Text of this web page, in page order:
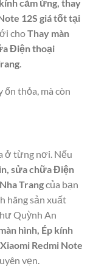
cảm ứng, thay
12S giá tốt tại
choThay màn
Điện thoại
ổn thỏa, mà còn
ở từng nơi. Nếu
sửa chữa Điện
Trangcủa bạn
hãng sản xuất
Quỳnh An
hình, Ép kính
Redmi Note
vẹn.